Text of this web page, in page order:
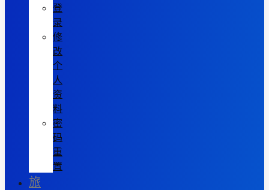
登
录
修
改
个
人
资
料
密
码
重
置
旅